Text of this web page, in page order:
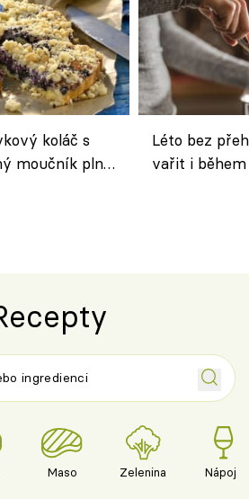
koláč s
moučník plný
Léto bez
vařit i
Maso Zelenina Nápoje